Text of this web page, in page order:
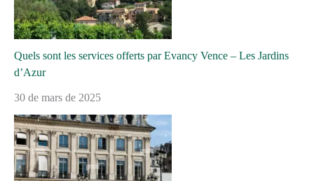
Quels sont les services offerts par Evancy Vence – Les Jardins
d’Azur
30 de mars de 2025